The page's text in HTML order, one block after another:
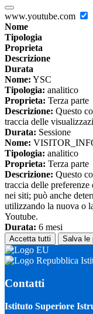
www.youtube.com
Nome
Tipologia
Proprieta
Descrizione
Durata
Nome: YSC
Tipologia: analitico
Proprieta: Terza parte
Descrizione: Questo
traccia delle
Durata: Sessione
Nome:
Tipologia: analitico
Proprieta: Terza parte
Descrizione: Questo
traccia delle
nei siti; può anche
utilizzando la nuova o
Youtube.
Durata: 6 mesi
Accetta tutti Salva le
Contatti
Istituto Superiore